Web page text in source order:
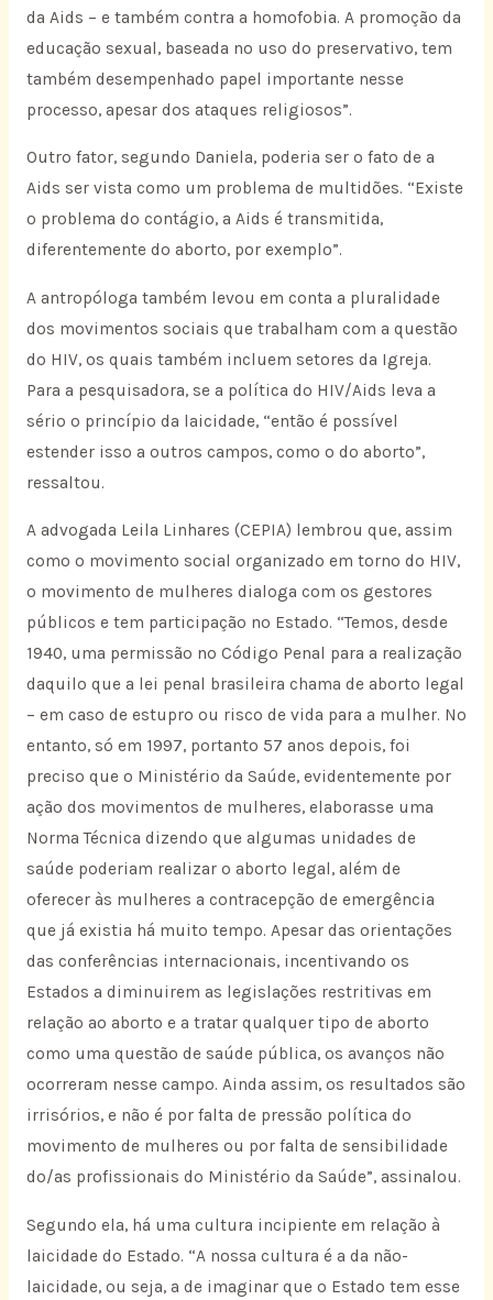
da Aids – e também contra a homofobia. A promoção da
educação sexual, baseada no uso do preservativo, tem
também desempenhado papel importante nesse
processo, apesar dos ataques religiosos”.
Outro fator, segundo Daniela, poderia ser o fato de a
Aids ser vista como um problema de multidões. “Existe
o problema do contágio, a Aids é transmitida,
diferentemente do aborto, por exemplo”.
A antropóloga também levou em conta a pluralidade
dos movimentos sociais que trabalham com a questão
do HIV, os quais também incluem setores da Igreja.
Para a pesquisadora, se a política do HIV/Aids leva a
sério o princípio da laicidade, “então é possível
estender isso a outros campos, como o do aborto”,
ressaltou.
A advogada Leila Linhares (CEPIA) lembrou que, assim
como o movimento social organizado em torno do HIV,
o movimento de mulheres dialoga com os gestores
públicos e tem participação no Estado. “Temos, desde
1940, uma permissão no Código Penal para a realização
daquilo que a lei penal brasileira chama de aborto legal
– em caso de estupro ou risco de vida para a mulher. No
entanto, só em 1997, portanto 57 anos depois, foi
preciso que o Ministério da Saúde, evidentemente por
ação dos movimentos de mulheres, elaborasse uma
Norma Técnica dizendo que algumas unidades de
saúde poderiam realizar o aborto legal, além de
oferecer às mulheres a contracepção de emergência
que já existia há muito tempo. Apesar das orientações
das conferências internacionais, incentivando os
Estados a diminuirem as legislações restritivas em
relação ao aborto e a tratar qualquer tipo de aborto
como uma questão de saúde pública, os avanços não
ocorreram nesse campo. Ainda assim, os resultados são
irrisórios, e não é por falta de pressão política do
movimento de mulheres ou por falta de sensibilidade
do/as profissionais do Ministério da Saúde”, assinalou.
Segundo ela, há uma cultura incipiente em relação à
laicidade do Estado. “A nossa cultura é a da não-
laicidade, ou seja, a de imaginar que o Estado tem esse